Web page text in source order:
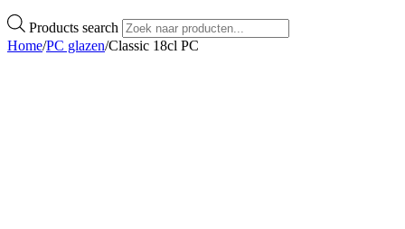
Products search
Home/PC glazen/Classic 18cl PC